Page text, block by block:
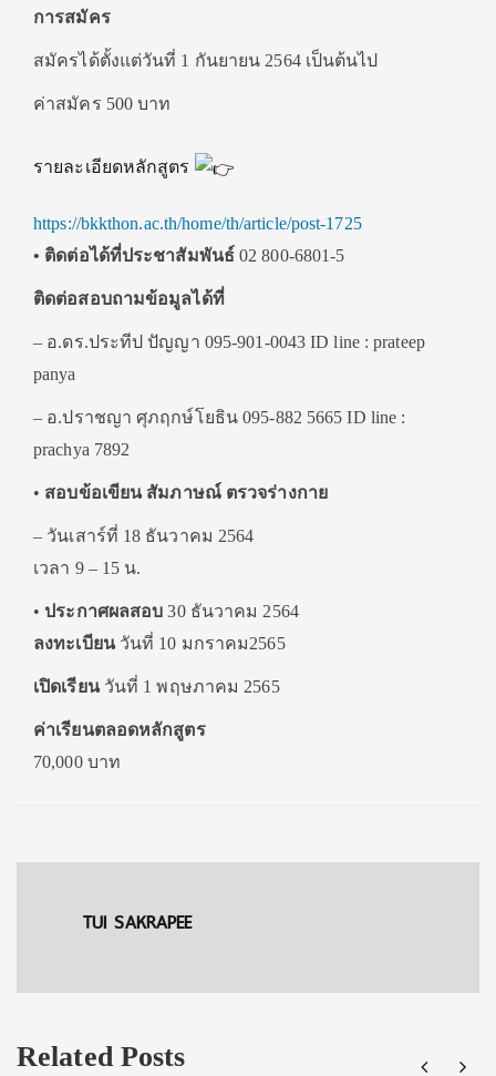
การสมัคร
สมัครได้ตั้งแต่วันที่ 1 กันยายน 2564 เป็นต้นไป
ค่าสมัคร 500 บาท
รายละเอียดหลักสูตร
https://bkkthon.ac.th/home/th/article/post-1725
• ติดต่อได้ที่ประชาสัมพันธ์ 02 800-6801-5
ติดต่อสอบถามข้อมูลได้ที่
– อ.ดร.ประทีป ปัญญา 095-901-0043 ID line : prateep
panya
– อ.ปราชญา ศุภฤกษ์โยธิน 095-882 5665 ID line :
prachya 7892
• สอบข้อเขียน สัมภาษณ์ ตรวจร่างกาย
– วันเสาร์ที่ 18 ธันวาคม 2564
เวลา 9 – 15 น.
• ประกาศผลสอบ 30 ธันวาคม 2564
ลงทะเบียนวันที่ 10 มกราคม2565
เปิดเรียนวันที่ 1 พฤษภาคม 2565
ค่าเรียนตลอดหลักสูตร
70,000 บาท
TUI SAKRAPEE
Related Posts